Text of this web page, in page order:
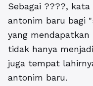
Sebagai ????,
antonim baru bagi
yang
tidak hanya
juga tempat
antonim baru.